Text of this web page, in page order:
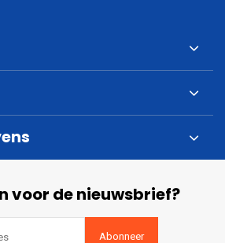
voor de nieuwsbrief?
Abonneer